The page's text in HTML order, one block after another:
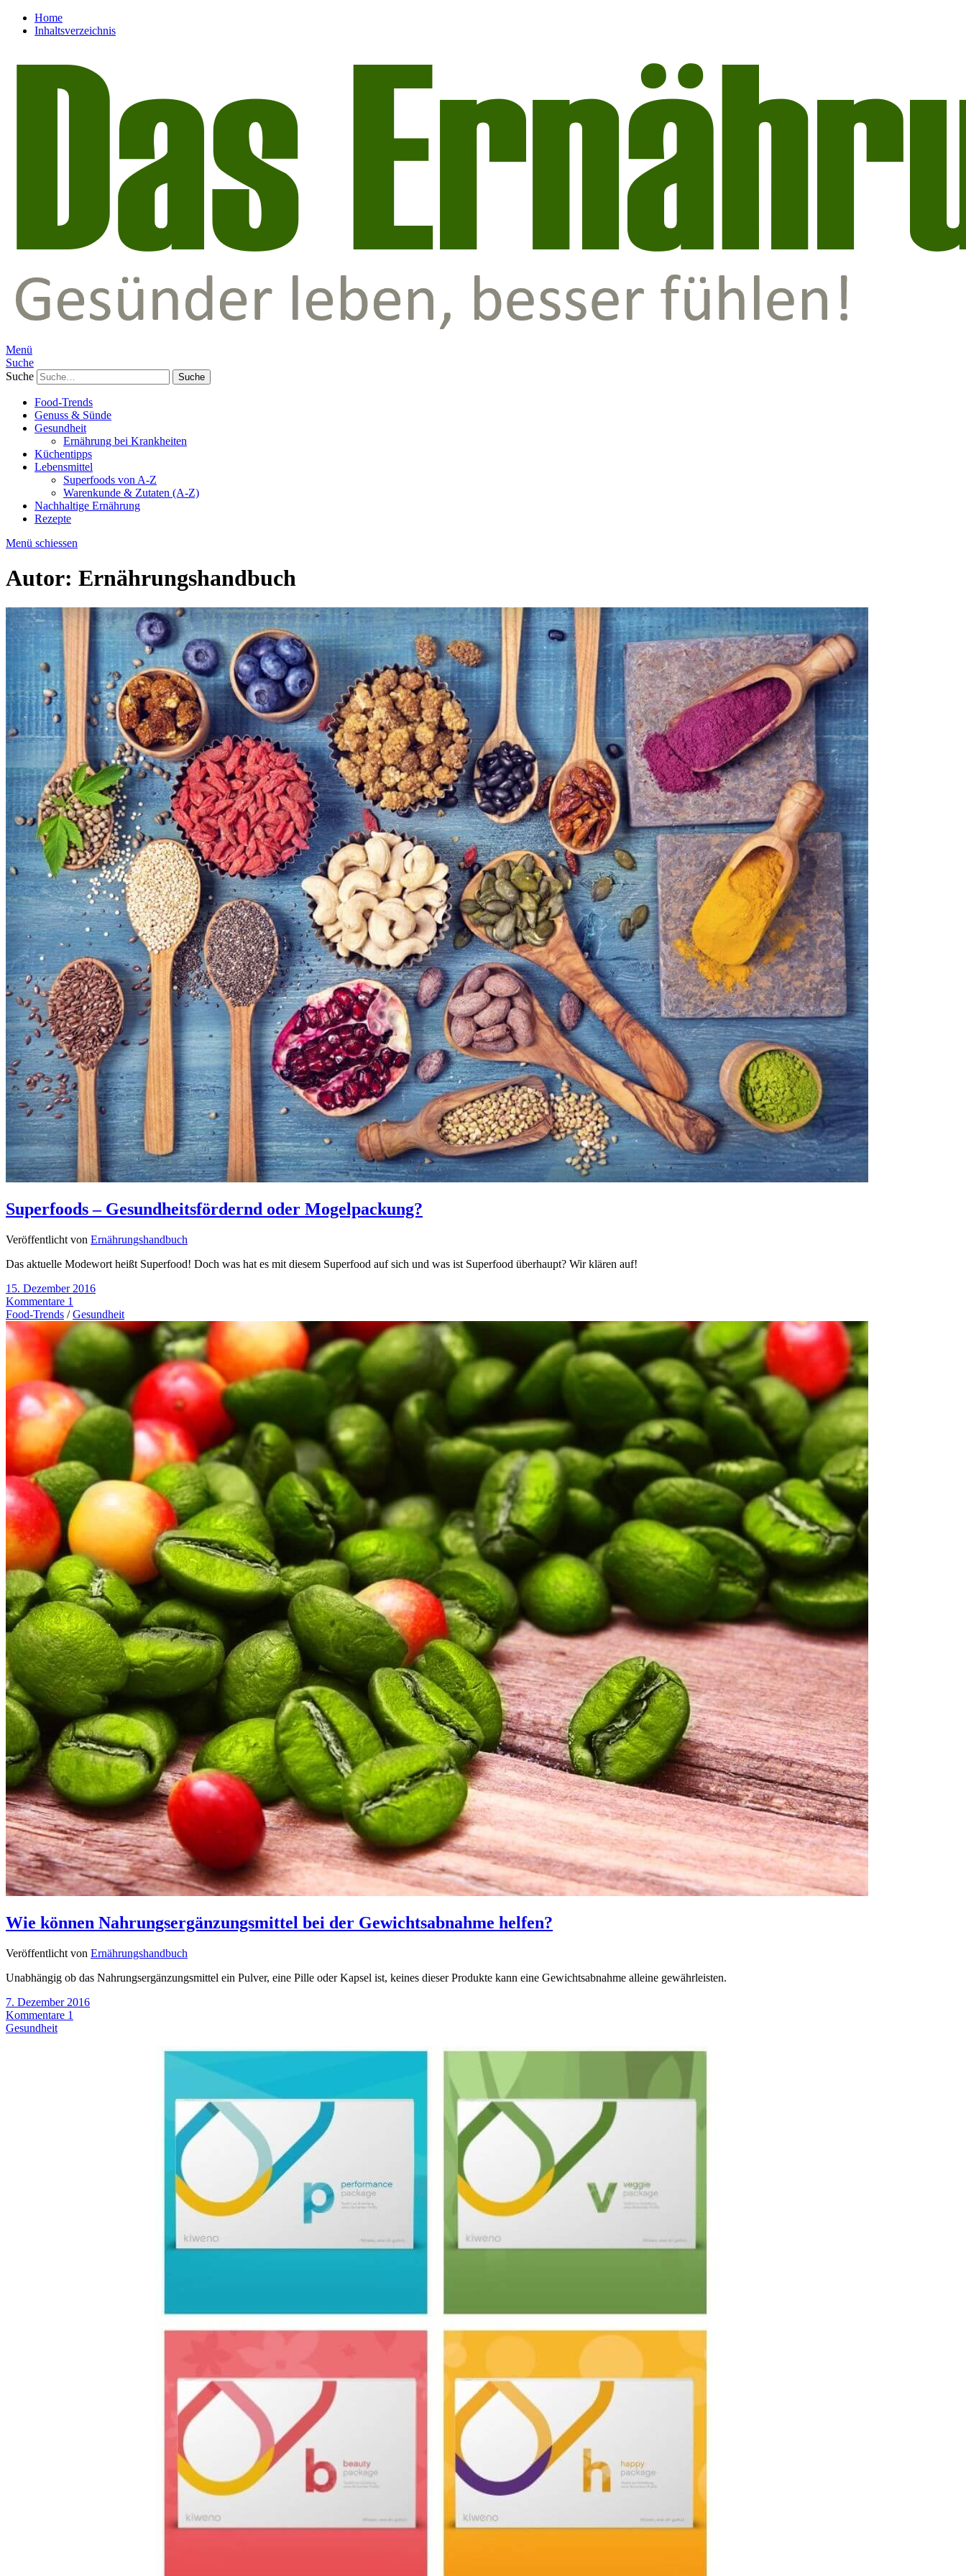
Home
Inhaltsverzeichnis
Menü
Suche
Suche
Food-Trends
Genuss & Sünde
Gesundheit
Ernährung bei Krankheiten
Küchentipps
Lebensmittel
Superfoods von A-Z
Warenkunde & Zutaten (A-Z)
Nachhaltige Ernährung
Rezepte
Menü schiessen
Autor: Ernährungshandbuch
Superfoods – Gesundheitsfördernd oder Mogelpackung?
Veröffentlicht von Ernährungshandbuch
Das aktuelle Modewort heißt Superfood! Doch was hat es mit diesem Superfood auf sich und was ist Superfood überhaupt? Wir klären auf!
15. Dezember 2016
Kommentare 1
Food-Trends /Gesundheit
Wie können Nahrungsergänzungsmittel bei der Gewichtsabnahme helfen?
Veröffentlicht von Ernährungshandbuch
Unabhängig ob das Nahrungsergänzungsmittel ein Pulver, eine Pille oder Kapsel ist, keines dieser Produkte kann eine Gewichtsabnahme alleine gewährleisten.
7. Dezember 2016
Kommentare 1
Gesundheit